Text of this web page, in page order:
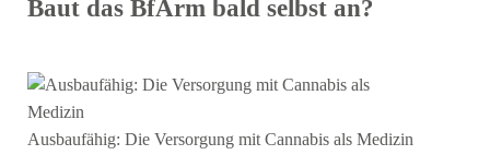
Baut das BfArm bald selbst an?
Ausbaufähig: Die Versorgung mit Cannabis als Medizin